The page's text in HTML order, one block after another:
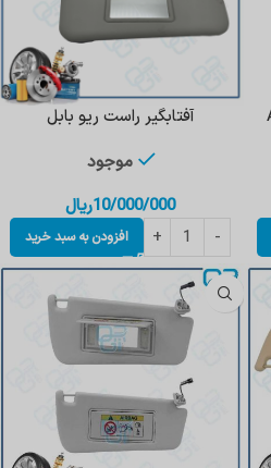
آفتابگیر راست ریو بابل
موجود
10/000/000ریال
افزودن به سبد خرید